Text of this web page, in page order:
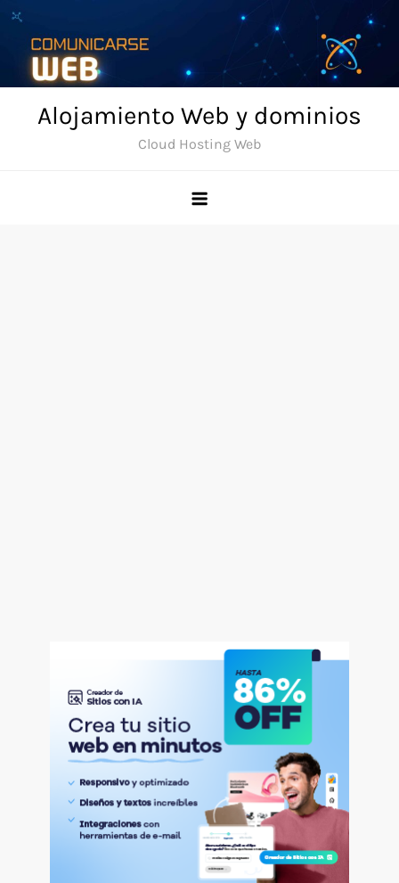
Skip
content
Alojamiento Web y dominios
Cloud Hosting Web